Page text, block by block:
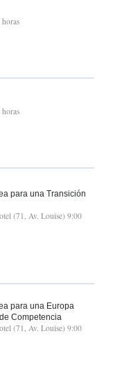
para una Transición
(71, Av. Louise) 9:00
para una Europa
Competencia
(71, Av. Louise) 9:00